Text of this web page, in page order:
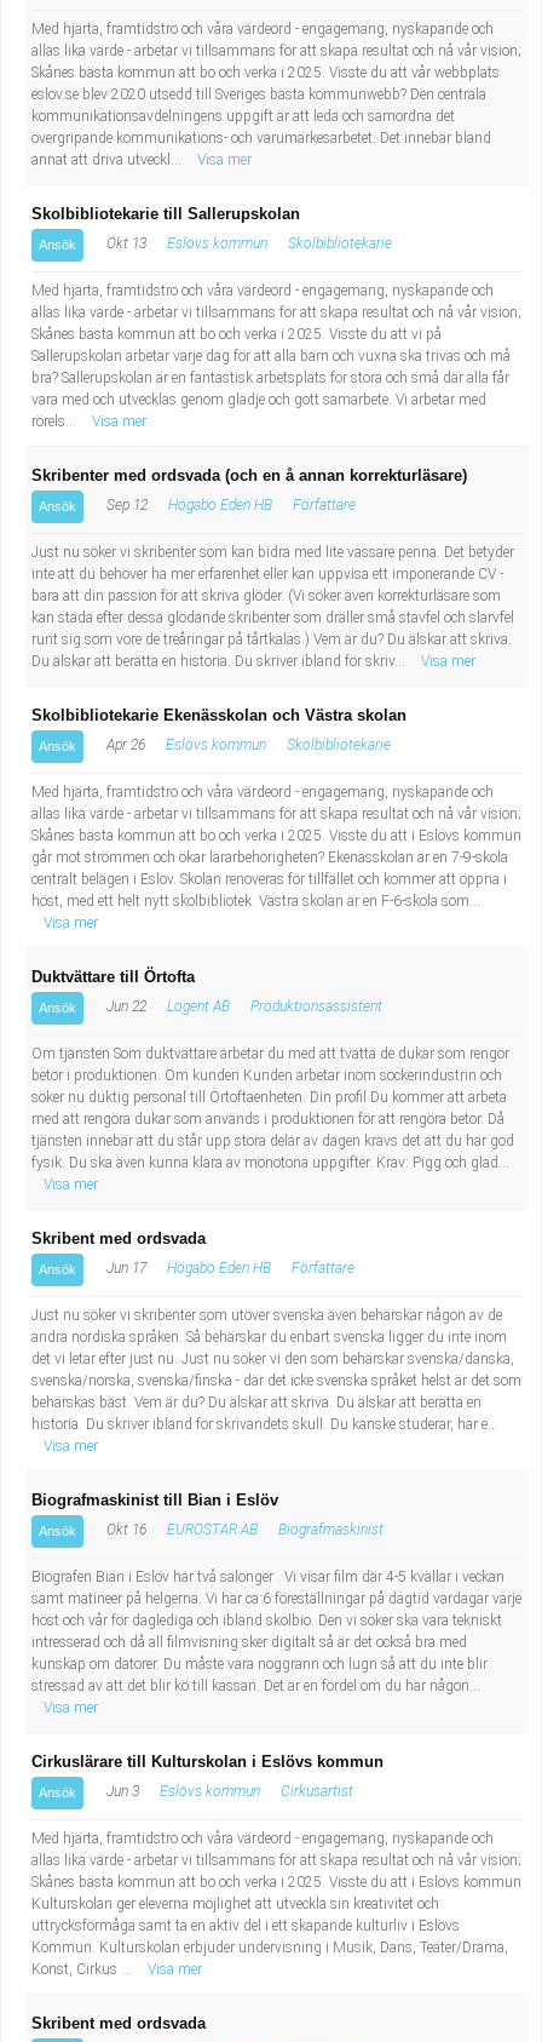
Med hjärta, framtidstro och våra värdeord - engagemang, nyskapande och
allas lika värde - arbetar vi tillsammans för att skapa resultat och nå vår vision;
Skånes bästa kommun att bo och verka i 2025. Visste du att vår webbplats
eslov.se blev 2020 utsedd till Sveriges bästa kommunwebb? Den centrala
kommunikationsavdelningens uppgift är att leda och samordna det
övergripande kommunikations- och varumärkesarbetet. Det innebär bland
annat att driva utveckl...
Visa mer
Skolbibliotekarie till Sallerupskolan
Ansök Okt 13 Eslövs kommun Skolbibliotekarie
Med hjärta, framtidstro och våra värdeord - engagemang, nyskapande och
allas lika värde - arbetar vi tillsammans för att skapa resultat och nå vår vision;
Skånes bästa kommun att bo och verka i 2025. Visste du att vi på
Sallerupskolan arbetar varje dag för att alla barn och vuxna ska trivas och må
bra? Sallerupskolan är en fantastisk arbetsplats för stora och små där alla får
vara med och utvecklas genom glädje och gott samarbete. Vi arbetar med
rörels...
Visa mer
Skribenter med ordsvada (och en å annan korrekturläsare)
Ansök Sep 12 Högabo Eden HB Författare
Just nu söker vi skribenter som kan bidra med lite vassare penna. Det betyder
inte att du behöver ha mer erfarenhet eller kan uppvisa ett imponerande CV -
bara att din passion för att skriva glöder. (Vi söker även korrekturläsare som
kan städa efter dessa glödande skribenter som dräller små stavfel och slarvfel
runt sig som vore de treåringar på tårtkalas.) Vem är du? Du älskar att skriva.
Du älskar att berätta en historia. Du skriver ibland för skriv...
Visa mer
Skolbibliotekarie Ekenässkolan och Västra skolan
Ansök Apr 26 Eslövs kommun Skolbibliotekarie
Med hjärta, framtidstro och våra värdeord - engagemang, nyskapande och
allas lika värde - arbetar vi tillsammans för att skapa resultat och nå vår vision;
Skånes bästa kommun att bo och verka i 2025. Visste du att i Eslövs kommun
går mot strömmen och ökar lärarbehörigheten? Ekenässkolan är en 7-9-skola
centralt belägen i Eslöv. Skolan renoveras för tillfället och kommer att öppna i
höst, med ett helt nytt skolbibliotek. Västra skolan är en F-6-skola som...
Visa mer
Duktvättare till Örtofta
Ansök Jun 22 Logent AB Produktionsassistent
Om tjänsten Som duktvättare arbetar du med att tvätta de dukar som rengör
betor i produktionen. Om kunden Kunden arbetar inom sockerindustrin och
söker nu duktig personal till Örtoftaenheten. Din profil Du kommer att arbeta
med att rengöra dukar som används i produktionen för att rengöra betor. Då
tjänsten innebär att du står upp stora delar av dagen krävs det att du har god
fysik. Du ska även kunna klara av monotona uppgifter. Krav: Pigg och glad...
Visa mer
Skribent med ordsvada
Ansök Jun 17 Högabo Eden HB Författare
Just nu söker vi skribenter som utöver svenska även behärskar någon av de
andra nordiska språken. Så behärskar du enbart svenska ligger du inte inom
det vi letar efter just nu. Just nu söker vi den som behärskar svenska/danska,
svenska/norska, svenska/finska - där det icke svenska språket helst är det som
behärskas bäst. Vem är du? Du älskar att skriva. Du älskar att berätta en
historia. Du skriver ibland för skrivandets skull. Du kanske studerar, har e...
Visa mer
Biografmaskinist till Bian i Eslöv
Ansök Okt 16 EUROSTAR AB Biografmaskinist
Biografen Bian i Eslöv har två salonger . Vi visar film där 4-5 kvällar i veckan
samt matineer på helgerna. Vi har ca 6 föreställningar på dagtid vardagar varje
höst och vår för daglediga och ibland skolbio. Den vi söker ska vara tekniskt
intresserad och då all filmvisning sker digitalt så är det också bra med
kunskap om datorer. Du måste vara noggrann och lugn så att du inte blir
stressad av att det blir kö till kassan. Det är en fördel om du har någon...
Visa mer
Cirkuslärare till Kulturskolan i Eslövs kommun
Ansök Jun 3 Eslövs kommun Cirkusartist
Med hjärta, framtidstro och våra värdeord - engagemang, nyskapande och
allas lika värde - arbetar vi tillsammans för att skapa resultat och nå vår vision;
Skånes bästa kommun att bo och verka i 2025. Visste du att i Eslövs kommun
Kulturskolan ger eleverna möjlighet att utveckla sin kreativitet och
uttrycksförmåga samt ta en aktiv del i ett skapande kulturliv i Eslövs
Kommun. Kulturskolan erbjuder undervisning i Musik, Dans, Teater/Drama,
Konst, Cirkus ...
Visa mer
Skribent med ordsvada